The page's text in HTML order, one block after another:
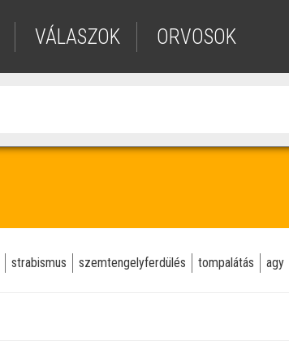
VÁLASZOK ORVOSOK
strabismus szemtengelyferdülés tompalátás agy